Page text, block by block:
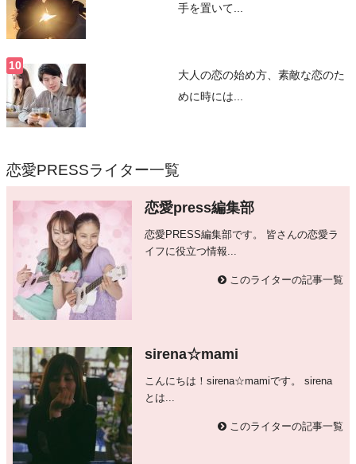
手を置いて...
大人の恋の始め方、素敵な恋のた
めに時には...
恋愛PRESSライター一覧
恋愛press編集部
恋愛PRESS編集部です。 皆さんの恋愛ラ
イフに役立つ情報...
このライターの記事一覧
sirena☆mami
こんにちは！sirena☆mamiです。 sirena
とは...
このライターの記事一覧